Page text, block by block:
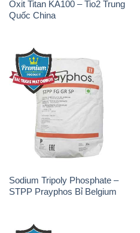
Oxit Titan KA100 – Tio2 Trung
Quốc China
Sodium Tripoly Phosphate –
STPP Prayphos Bỉ Belgium